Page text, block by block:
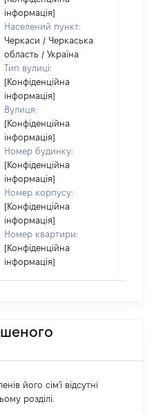
інформація]
Населений пункт:
Черкаси / Черкаська
область / Україна
Тип вулиці:
[Конфіденційна
інформація]
Вулиця:
[Конфіденційна
інформація]
Номер будинку:
[Конфіденційна
інформація]
Номер корпусу:
[Конфіденційна
інформація]
Номер квартири:
[Конфіденційна
інформація]
його сім'ї відсутні
розділі.